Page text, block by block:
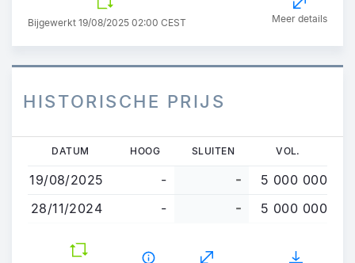
Bijgewerkt 19/08/2025 02:00 CEST Meer details
HISTORISCHE PRIJS
Overslaan
naar
de
DATUM HOOG SLUITEN VOL.
19/08/2025 - -
5 000 000
28/11/2024
- - 5 000 000